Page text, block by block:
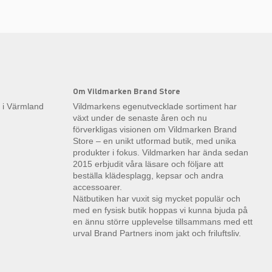
Värmland
Om Vildmarken Brand Store
Vildmarkens egenutvecklade sortiment har
växt under de senaste åren och nu
förverkligas visionen om Vildmarken Brand
Store – en unikt utformad butik, med unika
produkter i fokus. Vildmarken har ända sedan
2015 erbjudit våra läsare och följare att
beställa klädesplagg, kepsar och andra
accessoarer.
Nätbutiken har vuxit sig mycket populär och
med en fysisk butik hoppas vi kunna bjuda på
en ännu större upplevelse tillsammans med ett
urval Brand Partners inom jakt och friluftsliv.